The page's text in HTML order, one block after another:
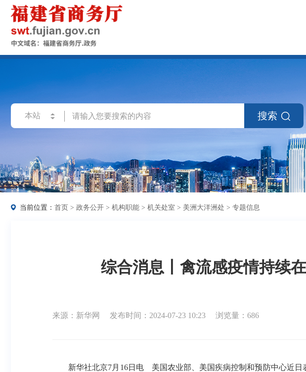
搜索
当前位置： 首页 > 政务公开 > 机构职能 > 机关处室 > 美洲大洋洲处 > 专题信息
综合消息丨禽流感疫情持续
来源：新华网 发布时间：2024-07-23 10:23 浏览量：686
新华社北京7月16日电 美国农业部、美国疾病控制和预防中心近日